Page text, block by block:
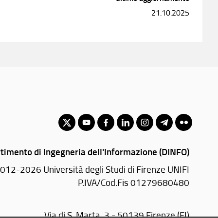
21.10.2025
di Ingegneria dell'Informazione (DINFO)
2026 Università degli Studi di Firenze UNIFI
P.IVA/Cod.Fis 01279680480
Via di S. Marta, 3 - 50139 Firenze (FI)